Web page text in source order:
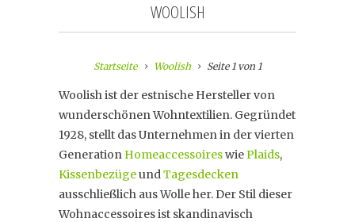
WOOLISH
Startseite Woolish Seite 1 von 1
Woolish ist der estnische Hersteller von
wunderschönen Wohntextilien. Gegründet
1928, stellt das Unternehmen in der vierten
Generation HomeaccessoireswiePlaids,
KissenbezügeundTagesdecken
ausschließlich aus Wolle her. Der Stil dieser
Wohnaccessoires ist skandinavisch